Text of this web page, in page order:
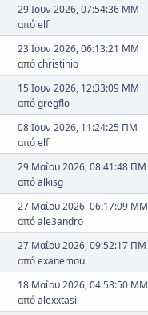
29 Ιουν 2026, 07:54:36 ΜΜ
απόelf
23 Ιουν 2026, 06:13:21 ΜΜ
απόchristinio
15 Ιουν 2026, 12:33:09 ΜΜ
απόgregflo
08 Ιουν 2026, 11:24:25 ΠΜ
απόelf
29 Μαΐου 2026, 08:41:48 ΠΜ
απόalkisg
27 Μαΐου 2026, 06:17:09 ΜΜ
απόale3andro
27 Μαΐου 2026, 09:52:17 ΠΜ
απόexanemou
18 Μαΐου 2026, 04:58:50 ΜΜ
απόalexxtasi